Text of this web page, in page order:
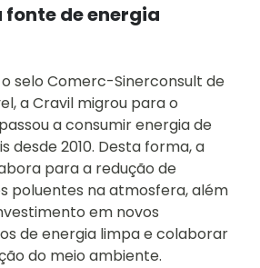
de energia
selo Comerc-Sinerconsult de
a Cravil migrou para o
a consumir energia de
desde 2010. Desta forma, a
para a redução de
poluentes na atmosfera, além
em novos
de energia limpa e colaborar
do meio ambiente.